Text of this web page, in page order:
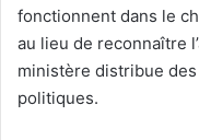
fonctionnent dans le
au lieu de reconnaître
ministère distribue
politiques.